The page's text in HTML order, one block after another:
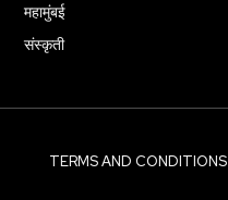
महामुंबई
संस्कृती
TERMS AND CONDITIONS